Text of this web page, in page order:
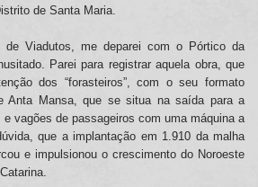
de Santa Maria.
de Viadutos, me deparei com o Pórtico da
Parei para registrar aquela obra, que
dos “forasteiros”, com o seu formato
Anta Mansa, que se situa na saída para a
vagões de passageiros com uma máquina a
que a implantação em 1.910 da malha
e impulsionou o crescimento do Noroeste